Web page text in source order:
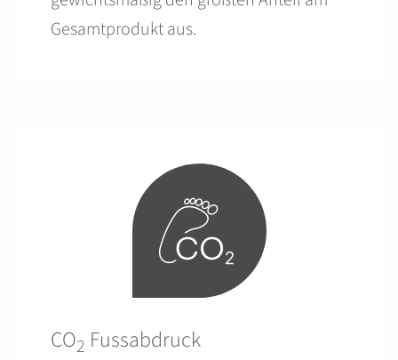
Gesamtprodukt aus.
CO2 Fussabdruck